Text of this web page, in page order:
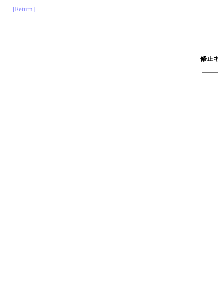
[Return]
修正